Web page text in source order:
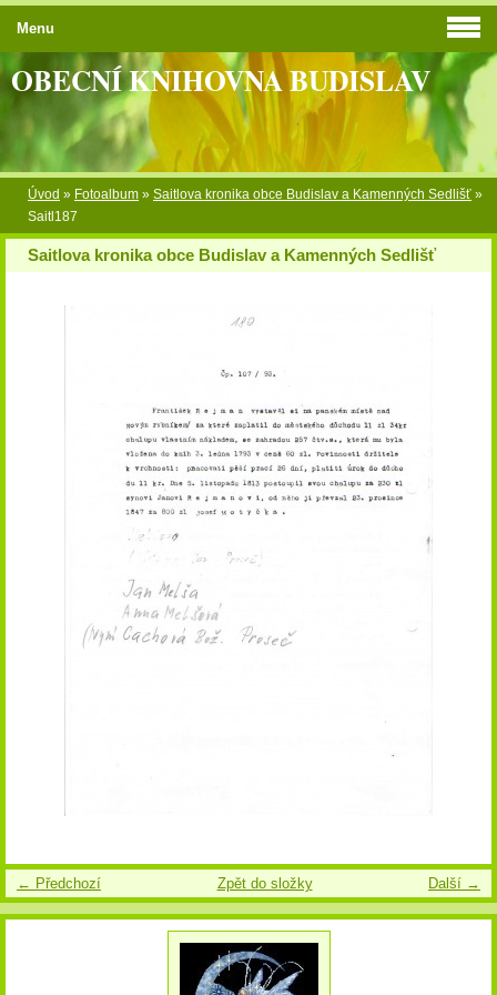
OBECNÍ KNIHOVNA BUDISLAV
Úvod » Fotoalbum » Saitlova kronika obce Budislav a Kamenných Sedlišť »
Saitl187
Saitlova kronika obce Budislav a Kamenných Sedlišť
← Předchozí Další →
Zpět do složky
Menu